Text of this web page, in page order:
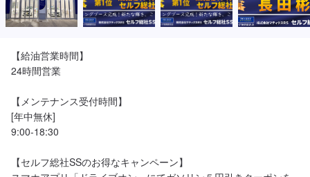
【給油営業時間】
24時間営業
【メンテナンス受付時間】
[年中無休]
9:00-18:30
【セルフ総社SSのお得なキャンペーン】